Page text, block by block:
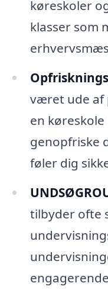
køreskoler
klasser som
været ude af
en
genopfriske
føler dig
tilbyder ofte